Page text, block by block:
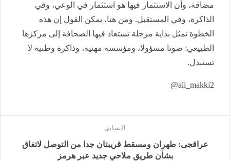
مضافة، وأن الاستثمار فيها هو استثمار في الوعي، وفي
الذاكرة، وفي المستقبل. ومن هنا، يمكن القول إن هذه
الخطوة تمثل بداية مرحلة تستعاد فيها الصحافة إلى مركزها
الطبيعي: صوتا مسؤولا، ومؤسسة مهنية، وذاكرة وطنية لا
تستبدل.
ali_makki2@
السابق
عراقجى: طهران ومسقط قريبتان جدا من التوصل لاتفاق
بشأن طريق ملاحي جديد عبر هرمز